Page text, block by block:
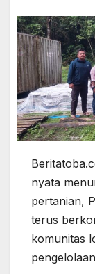
nyata
pertanian,
terus
komunitas